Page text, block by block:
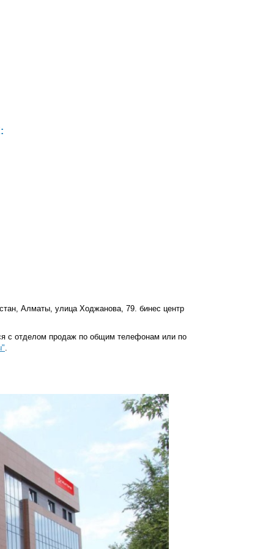
Алматы, улица Ходжанова, 79. бинес центр
с отделом продаж по общим телефонам или по
.